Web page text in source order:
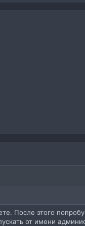
После этого
от имени